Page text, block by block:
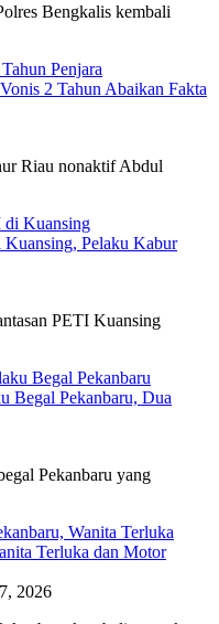
Bengkalis kembali
2 Tahun Abaikan Fakta
Riau nonaktif Abdul
Pelaku Kabur
PETI Kuansing
Begal Pekanbaru, Dua
Pekanbaru yang
Terluka dan Motor
2026